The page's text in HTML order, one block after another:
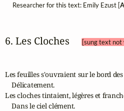
Researcher for this text: Emily Ezust [
6. Les Cloches [sung text not
Les feuilles s'ouvraient sur le bord
    Délicatement.
Les cloches tintaient, légères et
    Dans le ciel clément.